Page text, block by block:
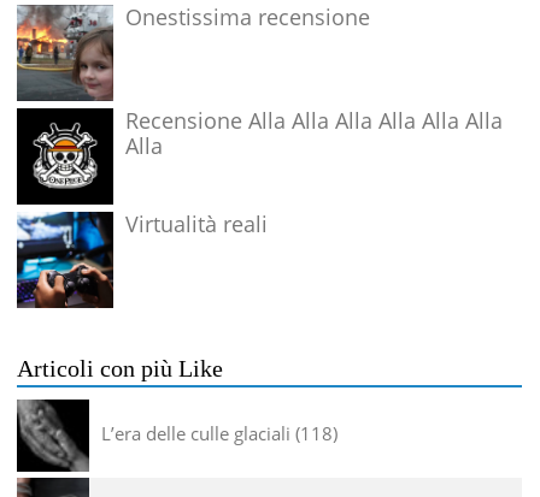
Onestissima recensione
Recensione Alla Alla Alla Alla Alla Alla
Alla
Virtualità reali
Articoli con più Like
L’era delle culle glaciali 118